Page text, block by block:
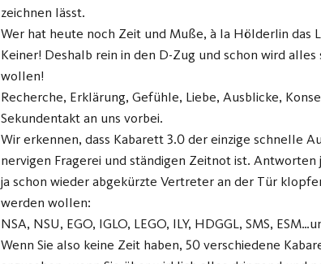
zeichnen lässt.
Wer hat heute noch Zeit und Muße, à la Hölderlin das
Keiner! Deshalb rein in den D-Zug und schon wird alles
wollen!
Recherche, Erklärung, Gefühle, Liebe, Ausblicke,
Sekundentakt an uns vorbei.
Wir erkennen, dass Kabarett 3.0 der einzige schnelle
nervigen Fragerei und ständigen Zeitnot ist.
ja schon wieder abgekürzte Vertreter an der Tür
werden wollen:
NSA, NSU, EGO, IGLO, LEGO, ILY, HDGGL, SMS,
Wenn Sie also keine Zeit haben, 50 verschiedene